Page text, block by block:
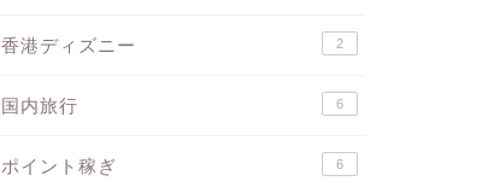
香港ディズニー 2
国内旅行 6
ポイント稼ぎ 6